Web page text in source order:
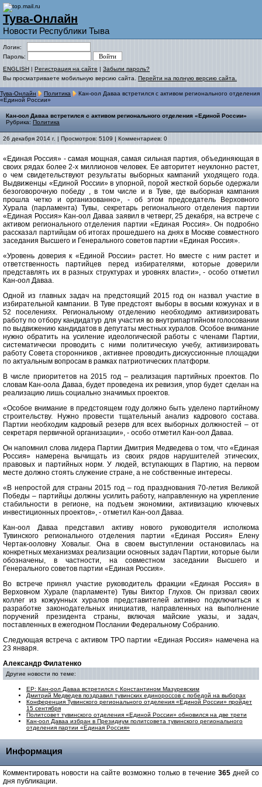
Тува-Онлайн
Новости Республики Тыва
Логин:
Пароль:
ENGLISH | Регистрация на сайте | Забыли пароль?
Вы просматриваете мобильную версию сайта. Перейти на полную версию сайта.
Тува-Онлайн Политика
Кан-оол Даваа встретился с активом регионального отделения
«Единой России»
Кан-оол Даваа встретился с активом регионального отделения «Единой России»
Рубрика: Политика
26 декабря 2014 г. | Просмотров: 5109 | Комментариев: 0
«Единая Россия» - самая мощная, самая сильная партия, объединяющая в
своих рядах более 2-х миллионов человек. Ее авторитет неуклонно растет,
о чем свидетельствуют результаты выборных кампаний уходящего года.
Выдвиженцы «Единой России» в упорной, порой жесткой борьбе одержали
безоговорочную победу , в том числе и в Туве, где выборная кампания
прошла четко и организованно», - об этом председатель Верховного
Хурала (парламента) Тувы, секретарь регионального отделения партии
«Единая Россия» Кан-оол Даваа заявил в четверг, 25 декабря, на встрече с
активом регионального отделения партии «Единая Россия». Он подробно
рассказал партийцам об итогах прошедшего на днях в Москве совместного
заседания Высшего и Генерального советов партии «Единая Россия».
«Уровень доверия к «Единой России» растет. Но вместе с ним растет и
ответственность партийцев перед избирателями, которые доверили
представлять их в разных структурах и уровнях власти», - особо отметил
Кан-оол Даваа.
Одной из главных задач на предстоящий 2015 год он назвал участие в
избирательной кампании. В Туве предстоят выборы в восьми кожуунах и в
52 поселениях. Региональному отделению необходимо активизировать
работу по отбору кандидатур для участия во внутрипартийном голосовании
по выдвижению кандидатов в депутаты местных хуралов. Особое внимание
нужно обратить на усиление идеологической работы с членами Партии,
систематически проводить с ними политическую учебу, активизировать
работу Совета сторонников , активнее проводить дискуссионные площадки
по актуальным вопросам в рамках патриотических платформ.
В числе приоритетов на 2015 год – реализация партийных проектов. По
словам Кан-оола Даваа, будет проведена их ревизия, упор будет сделан на
реализацию лишь социально значимых проектов.
«Особое внимание в предстоящем году должно быть уделено партийному
строительству. Нужно провести тщательный анализ кадрового состава.
Партии необходим кадровый резерв для всех выборных должностей – от
секретаря первичной организации», - особо отметил Кан-оол Даваа.
Он напомнил слова лидера Партии Дмитрия Медведева о том, что «Единая
Россия» намерена вычищать из своих рядов нарушителей этических,
правовых и партийных норм. У людей, вступающих в Партию, на первом
месте должно стоять служение стране, а не собственные интересы.
«В непростой для страны 2015 год – год празднования 70-летия Великой
Победы – партийцы должны усилить работу, направленную на укрепление
стабильности в регионе, на подъем экономики, активизацию ключевых
инвестиционных проектов», - отметил Кан-оол Даваа.
Кан-оол Даваа представил активу нового руководителя исполкома
Тувинского регионального отделения партии «Единая Россия» Елену
Чертак-ооловну Ховалыг. Она в своем выступлении остановилась на
конкретных механизмах реализации основных задач Партии, которые были
обозначены, в частности, на совместном заседании Высшего и
Генерального советов партии «Единая Россия».
Во встрече принял участие руководитель фракции «Единая Россия» в
Верховном Хурале (парламенте) Тувы Виктор Глухов. Он призвал своих
коллег из кожуунных хуралов представителей активно подключиться к
разработке законодательных инициатив, направленных на выполнение
поручений президента страны, включая майские указы, и задач,
поставленных в ежегодном Послании Федеральному Собранию.
Следующая встреча с активом ТРО партии «Единая Россия» намечена на
23 января.
Александр Филатенко
Другие новости по теме:
ЕР: Кан-оол Даваа встретился с Константином Мазуревским
Дмитрий Медведев поздравил тувинских единороссов с победой на выборах
Конференция Тувинского регионального отделения «Единой России» пройдет
15 сентября
Политсовет тувинского отделения «Единой России» обновился на две трети
Кан-оол Даваа избран в Президиум политсовета тувинского регионального
отделения партии «Единая Россия»
Информация
Комментировать новости на сайте возможно только в течение 365 дней со
дня публикации.